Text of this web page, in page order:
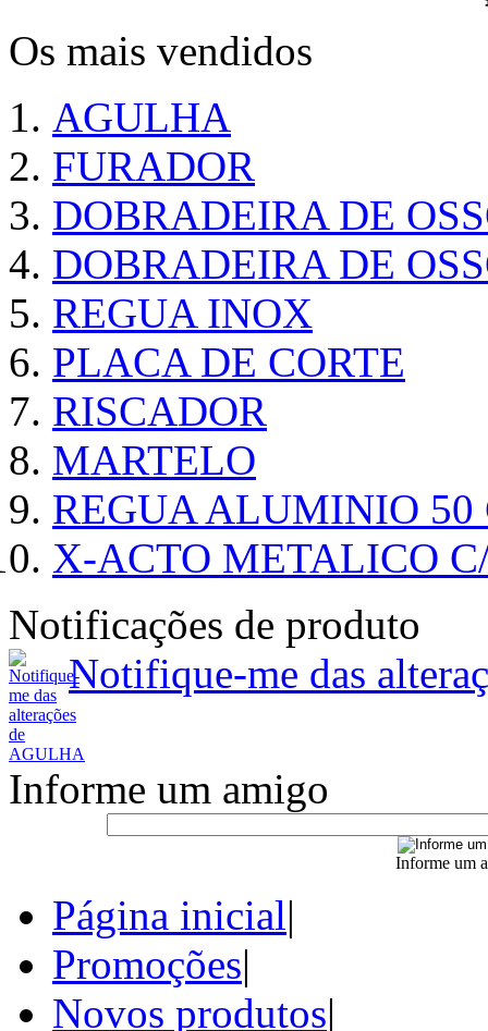
Os mais vendidos
AGULHA
FURADOR
DOBRADEIRA DE
DOBRADEIRA DE
REGUA INOX
PLACA DE CORTE
RISCADOR
MARTELO
REGUA ALUMINIO 50
X-ACTO METALICO
Notificações de produto
Notifique-me das
Informe um amigo
Informe um
Página inicial|
Promoções|
Novos produtos|